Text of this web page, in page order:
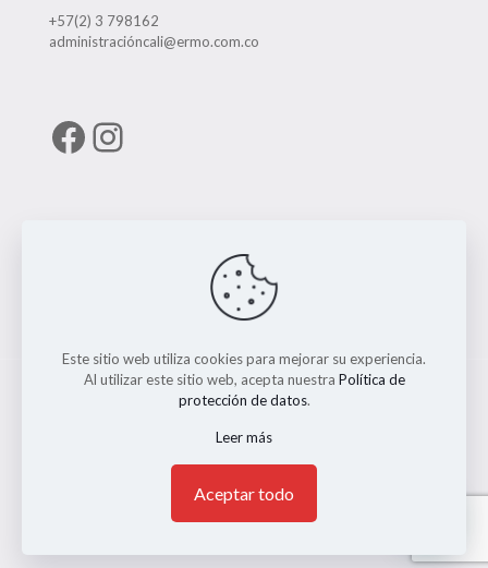
+57(2) 3 798162
administracióncali@ermo.com.co
Facebook
Instagram
© 2026 ERMO MOTO REPUESTOS. Todos los Derechos
Reservados. || Implementado porAndrés Escobar
Este sitio web utiliza cookies para mejorar su experiencia.
Al utilizar este sitio web, acepta nuestra Política de
protección de datos.
Leer más
Aceptar todo